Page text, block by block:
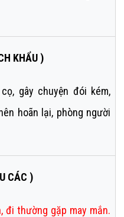
KHẨU )
gây chuyện đói kém,
hoãn lại, phòng người
CÁC )
đi thường gặp may mắn.